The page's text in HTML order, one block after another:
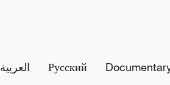
العربية Русский